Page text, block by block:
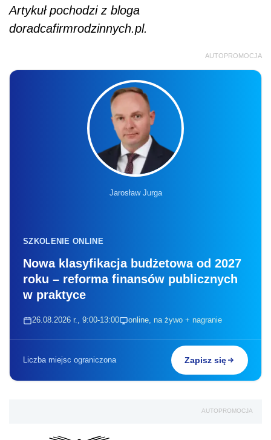
Artykuł pochodzi z bloga
doradcafirmrodzinnych.pl.
AUTOPROMOCJA
Jarosław Jurga
SZKOLENIE ONLINE
Nowa klasyfikacja budżetowa od 2027
roku – reforma finansów publicznych
w praktyce
26.08.2026 r., 9:00-13:00 online, na żywo + nagranie
Liczba miejsc ograniczona Zapisz się
AUTOPROMOCJA